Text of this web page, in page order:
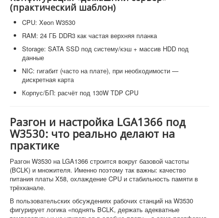
(практический шаблон)
CPU: Xeon W3530
RAM: 24 ГБ DDR3 как частая верхняя планка
Storage: SATA SSD под систему/кэш + массив HDD под
данные
NIC: гигабит (часто на плате), при необходимости —
дискретная карта
Корпус/БП: расчёт под 130W TDP CPU
Разгон и настройка LGA1366 под
W3530: что реально делают на
практике
Разгон W3530 на LGA1366 строится вокруг базовой частоты
(BCLK) и множителя. Именно поэтому так важны: качество
питания платы X58, охлаждение CPU и стабильность памяти в
трёхканале.
В пользовательских обсуждениях рабочих станций на W3530
фигурирует логика «поднять BCLK, держать адекватные